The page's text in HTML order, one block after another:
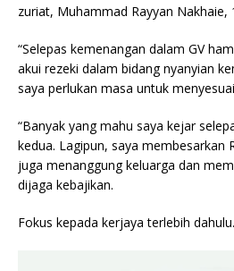
zuriat, Muhammad Rayyan Nakhaie,
“Selepas kemenangan dalam GV
akui rezeki dalam bidang nyanyian
saya perlukan masa untuk
“Banyak yang mahu saya kejar
kedua. Lagipun, saya membesarkan
juga menanggung keluarga dan
dijaga kebajikan.
Fokus kepada kerjaya terlebih dahulu.